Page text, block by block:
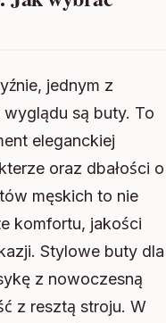
jednym z
są buty. To
eleganckiej
oraz dbałości o
męskich to nie
komfortu, jakości
Stylowe buty dla
z nowoczesną
z resztą stroju. W